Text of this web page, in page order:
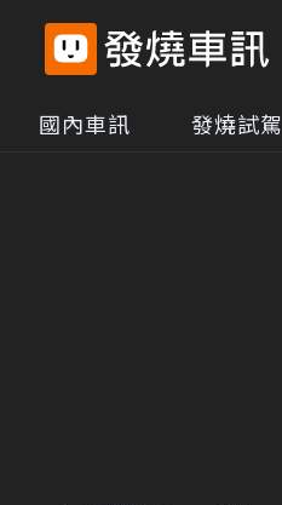
國內車訊 發燒試駕